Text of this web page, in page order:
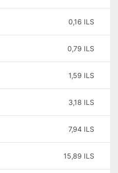
0,16 ILS
0,79 ILS
1,59 ILS
3,18 ILS
7,94 ILS
15,89 ILS